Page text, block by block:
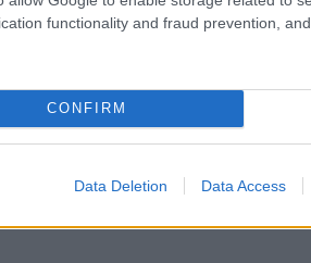
functionality and fraud prevention,
CONFIRM
Data Deletion Data Access